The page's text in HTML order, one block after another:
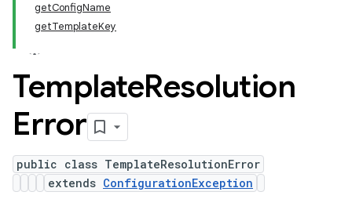
getConfigName
getTemplateKey
TemplateResolution
Error
public class TemplateResolutionError
extends ConfigurationException